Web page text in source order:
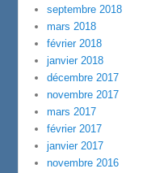
septembre 2018
mars 2018
février 2018
janvier 2018
décembre 2017
novembre 2017
mars 2017
février 2017
janvier 2017
novembre 2016